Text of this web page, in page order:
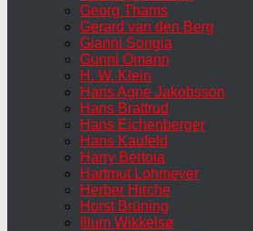
Georg Thams
Gerard van den Berg
Gianni Songia
Gunni Omann
H. W. Klein
Hans Agne Jakobsson
Hans Brattrud
Hans Eichenberger
Hans Kaufeld
Harry Bertoia
Hartmut Lohmeyer
Herber Hirche
Horst Brüning
Illum Wikkelsø